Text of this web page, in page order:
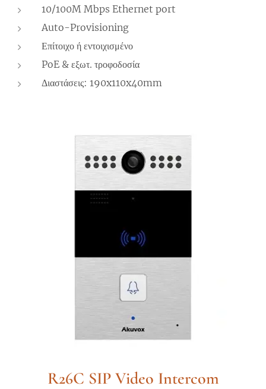
10/100M Mbps Ethernet port
Auto-Provisioning
Επίτοιχο ή εντοιχισμένο
PoE & εξωτ. τροφοδοσία
Διαστάσεις: 190x110x40mm
R26C SIP Video Intercom